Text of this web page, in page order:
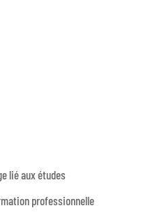
lié aux études
professionnelle